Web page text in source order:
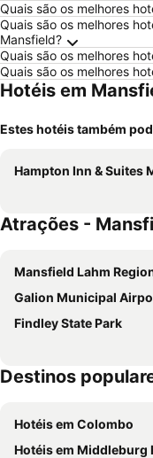
Quais são os melhores
Quais são os melhores
Mansfield?
Quais são os melhores
Quais são os melhores
Hotéis em
Estes hotéis também
Hampton Inn & Suites Mansfield-
Atrações -
Mansfield Lahm Regional
Galion Municipal
Findley State Park
Destinos
Hotéis em Colombo
Hotéis em Middleburg